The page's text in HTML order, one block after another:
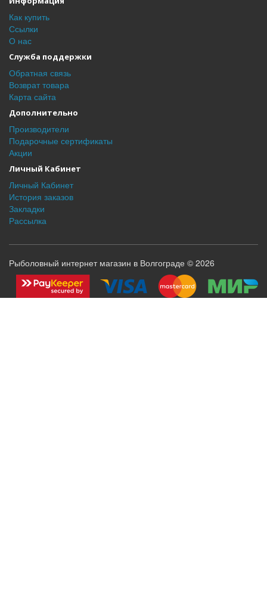
Как купить
Ссылки
О нас
Служба поддержки
Обратная связь
Возврат товара
Карта сайта
Дополнительно
Производители
Подарочные сертификаты
Акции
Личный Кабинет
Личный Кабинет
История заказов
Закладки
Рассылка
Рыболовный интернет магазин в Волгограде © 2026